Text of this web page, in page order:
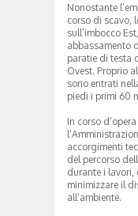
Nonostante
corso di scavo,
sull’imbocco
abbassamento
paratie di testa
Ovest. Proprio
sono entrati
piedi i primi 60
In corso
accorgimenti
del percorso
durante i lavori,
minimizzare il
all’ambiente.